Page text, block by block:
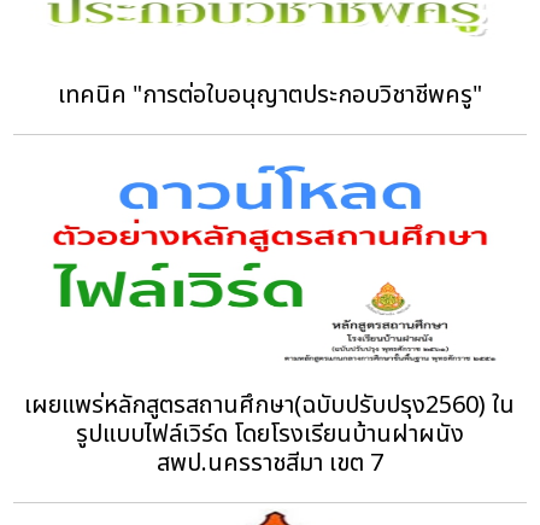
เทคนิค "การต่อใบอนุญาตประกอบวิชาชีพครู"
เผยแพร่หลักสูตรสถานศึกษา(ฉบับปรับปรุง2560) ใน
รูปแบบไฟล์เวิร์ด โดยโรงเรียนบ้านฝาผนัง
สพป.นครราชสีมา เขต 7